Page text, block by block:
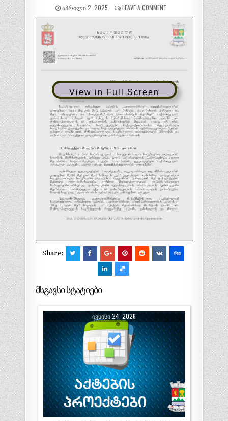
ᲐᲞᲠᲘᲚᲘ 2, 2025 LEAVE A COMMENT
View in Full Screen
Share:
მსგავსი სტატიები
ᲘᲕᲜᲘᲡᲘ 24, 2026